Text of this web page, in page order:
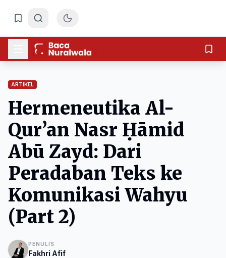
ARTIKEL
Hermeneutika Al-
Qur’an Nasr Ḥāmid
Abū Zayd: Dari
Peradaban Teks ke
Komunikasi Wahyu
(Part 2)
PENULIS
Fakhri Afif